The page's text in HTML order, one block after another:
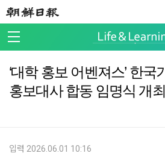
‘대학 홍보 어벤져스’ 한
홍보대사 합동 임명식 개최
입력 2026.06.01 10:16